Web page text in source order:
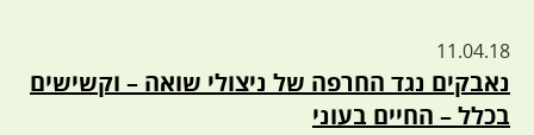
11.04.18
נאבקים נגד החרפה של ניצולי שואה – וקשישים
בכלל – החיים בעוני